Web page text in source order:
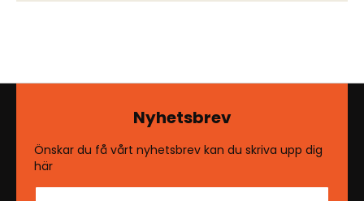
Nyhetsbrev
Önskar du få vårt nyhetsbrev kan du skriva upp dig
här